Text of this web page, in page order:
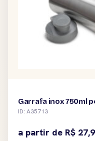
Garrafa inox 750ml
ID: A35713
a partir de R$